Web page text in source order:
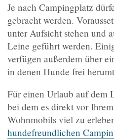
Je nach Campingplatz
gebracht werden.
unter Aufsicht stehen und
Leine geführt werden.
verfügen außerdem über
in denen Hunde frei
Für einen Urlaub auf dem
bei dem es direkt vor
Wohnmobils viel zu
hundefreundlichen